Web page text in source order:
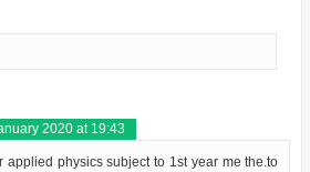
2020 at 19:43
applied physics subject to 1st year me the.to